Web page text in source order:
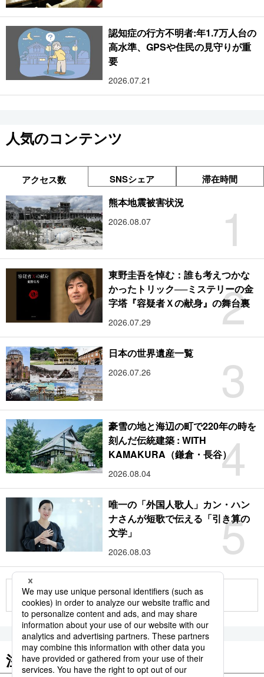
認知症の行方不明者:年1.7万人台の
高水準、GPSや住民の見守りが重
要
2026.07.21
人気のコンテンツ
アクセス数 SNSシェア 滞在時間
1
熊本地震被害状況
2026.08.07
2
東野圭吾を悼む：誰も考えつかな
かったトリック──ミステリーの金
字塔『容疑者Ｘの献身』の舞台裏
2026.07.29
3
日本の世界遺産一覧
2026.07.26
4
豪雪の地と海辺の町で220年の時を
刻んだ伝統建築 : WITH
KAMAKURA（鎌倉・長谷）
2026.08.04
5
唯一の「外国人歌人」カン・ハン
ナさんが短歌で伝える「引き算の
文学」
2026.08.03
もっと見る
注目のキーワード